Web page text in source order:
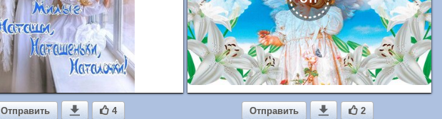
Отправить  4 Отправить  2